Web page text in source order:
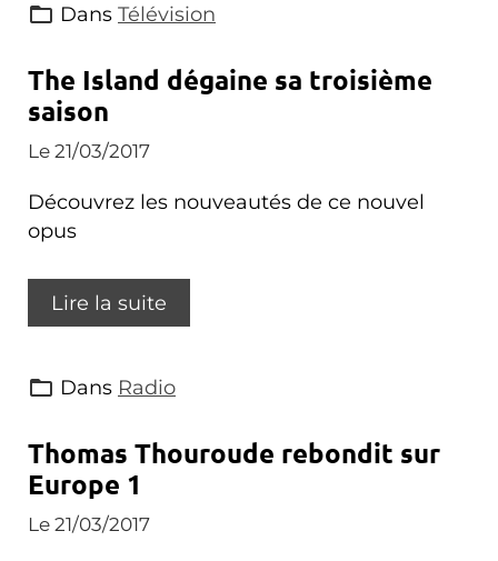
Dans Télévision
The Island dégaine sa troisième
saison
Le 21/03/2017
Découvrez les nouveautés de ce nouvel
opus
Lire la suite
Dans Radio
Thomas Thouroude rebondit sur
Europe 1
Le 21/03/2017